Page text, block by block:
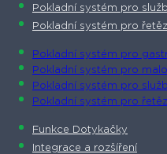
Pokladní systém pro
Pokladní systém pro
Pokladní systém pro
Pokladní systém pro
Pokladní systém pro
Pokladní systém pro
Funkce Dotykačky
Integrace a rozšíření